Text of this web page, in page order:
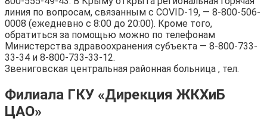
линия по вопросам, связанным с COVID-19, — 8-800-506-
0008 (ежедневно с 8:00 до 20:00). Кроме того,
обратиться за помощью можно по телефонам
Министерства здравоохранения субъекта — 8-800-733-
33-34 и 8-800-733-33-12.
Звениговская центральная районная больница , тел.
Филиала ГКУ «Дирекция ЖКХиБ
ЦАО»